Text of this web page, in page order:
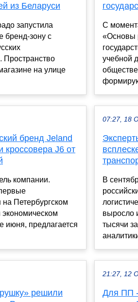
из Беларуси
запустила
бренд-зону с
Пространство
на улице
бренд Jeland
кроссовера J6 от
компании.
Петербургском
июня, предлагается
решили
С
«Основы
учебной
07:27, 18
В
выросло
тысячи
21:27, 12
Для ПП